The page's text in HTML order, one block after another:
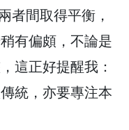
間取得平衡，
有偏頗，不論是
這正好提醒我：
統，亦要專注本